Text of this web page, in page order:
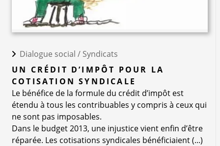
Dialogue social / Syndicats
UN CRÉDIT D’IMPÔT POUR LA
COTISATION SYNDICALE
Le bénéfice de la formule du crédit d’impôt est
étendu à tous les contribuables y compris à ceux qui
ne sont pas imposables.
Dans le budget 2013, une injustice vient enfin d’être
réparée. Les cotisations syndicales bénéficiaient (...)